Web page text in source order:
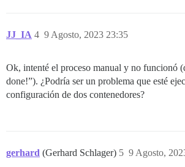
JJ_IA 9 Agosto, 2023 23:35
4
Ok, intenté el proceso manual y no funcionó
done!”). ¿Podría ser un problema que esté
configuración de dos contenedores?
gerhard (Gerhard Schlager) 9 Agosto,
5